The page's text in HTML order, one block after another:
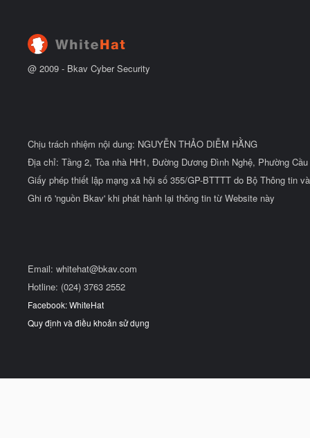
@ 2009 - 2026Bkav Cyber Security
Chịu trách nhiệm nội dung: NGUYỄN THẢO DIỄM HẰNG
Địa chỉ: Tầng 2, Tòa nhà HH1, Đường Dương Đình Nghệ, Phường
Giấy phép thiết lập mạng xã hội số 355/GP-BTTTT do Bộ Thông tin
Ghi rõ 'nguồn Bkav' khi phát hành lại thông tin từ Website này
Email: whitehat@bkav.com
Hotline: (024) 3763 2552
Facebook: WhiteHat
Quy định và điều khoản sử dụng